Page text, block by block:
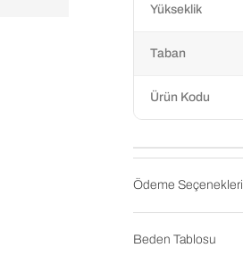
Yükseklik
Taban
Ürün Kodu
Ödeme Seçenekleri
Beden Tablosu